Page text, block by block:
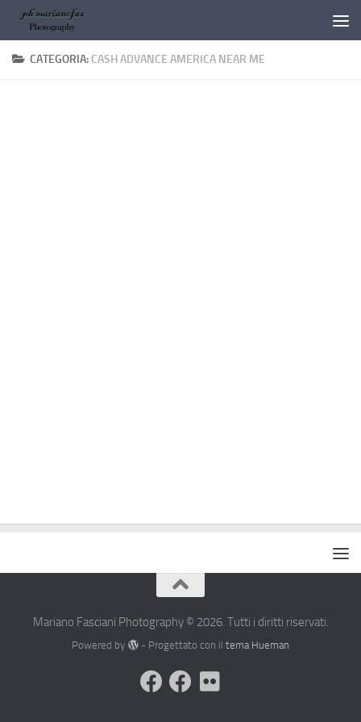
Salta al contenuto
CATEGORIA: CASH ADVANCE AMERICA NEAR ME
Mariano Fasciani Photography © 2026. Tutti i diritti riservati.
Powered by - Progettato con il tema Hueman